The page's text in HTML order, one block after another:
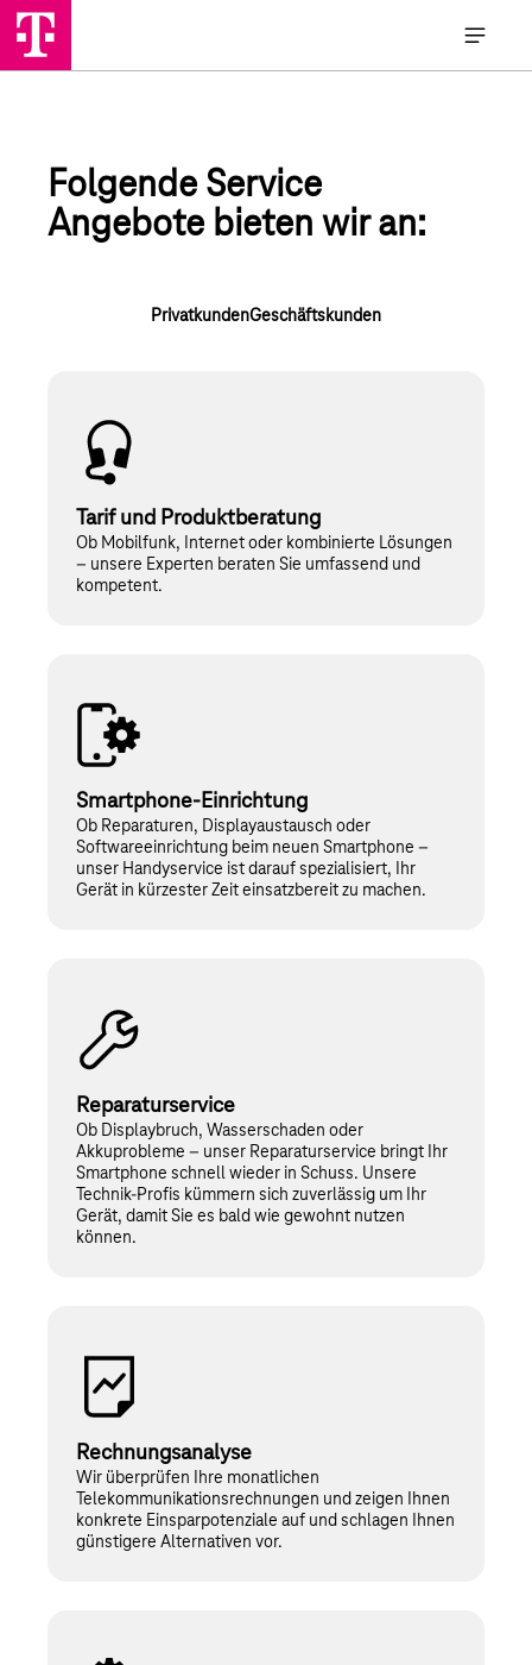
Folgende Service
Angebote bieten wir an:
PrivatkundenGeschäftskunden
Tarif und Produktberatung
Ob Mobilfunk, Internet oder kombinierte Lösungen
– unsere Experten beraten Sie umfassend und
kompetent.
Smartphone-Einrichtung
Ob Reparaturen, Displayaustausch oder
Softwareeinrichtung beim neuen Smartphone –
unser Handyservice ist darauf spezialisiert, Ihr
Gerät in kürzester Zeit einsatzbereit zu machen.
Reparaturservice
Ob Displaybruch, Wasserschaden oder
Akkuprobleme – unser Reparaturservice bringt Ihr
Smartphone schnell wieder in Schuss. Unsere
Technik-Profis kümmern sich zuverlässig um Ihr
Gerät, damit Sie es bald wie gewohnt nutzen
können.
Rechnungsanalyse
Wir überprüfen Ihre monatlichen
Telekommunikationsrechnungen und zeigen Ihnen
konkrete Einsparpotenziale auf und schlagen Ihnen
günstigere Alternativen vor.